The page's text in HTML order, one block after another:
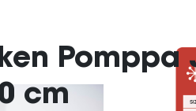
Pomppa
cm